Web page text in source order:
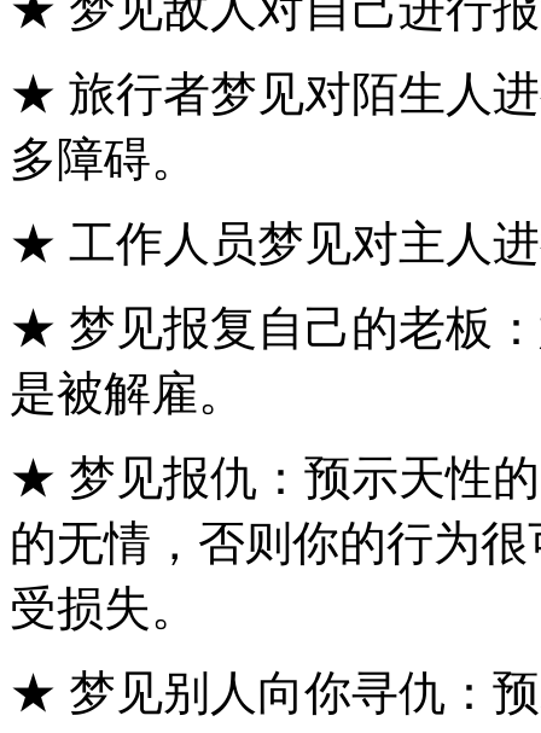
★ 梦见敌人对自己进行
★ 旅行者梦见对陌生人
多障碍。
★ 工作人员梦见对主人
★ 梦见报复自己的老板
是被解雇。
★ 梦见报仇：预示天性
的无情，否则你的行为
受损失。
★ 梦见别人向你寻仇：